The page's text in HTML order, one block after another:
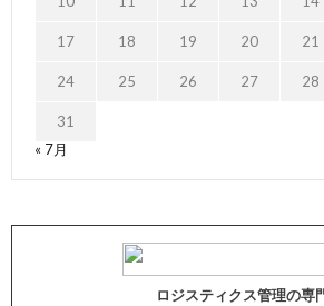
17 18 19 20 21
24 25 26 27 28
31
« 7月
ロジスティクス管理の専